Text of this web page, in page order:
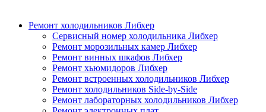
Ремонт холодильников Либхер
Сервисный номер холодильника Либхер
Ремонт морозильных камер Либхер
Ремонт винных шкафов Либхер
Ремонт хьюмидоров Либхер
Ремонт встроенных холодильников Либхер
Ремонт холодильников Side-by-Side
Ремонт лабораторных холодильников Либхер